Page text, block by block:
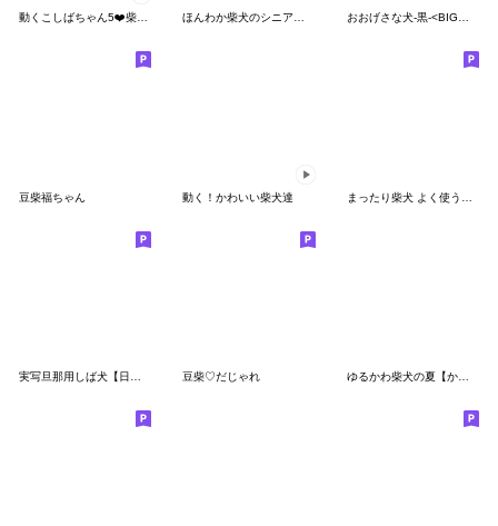
動くこしばちゃん5❤️柴犬家族日常 ほんわか柴犬のシニア連絡【挨拶】 おおげさな犬-黒-<BIGスタンプ>
豆柴福ちゃん 動く！かわいい柴犬達
豆柴♡だじゃれ ゆるかわ柴犬の夏【かわいい・日常会話】